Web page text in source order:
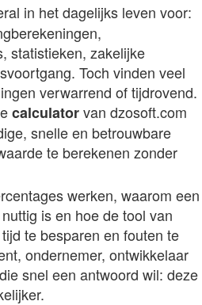
in het dagelijks leven voor:
statistieken, zakelijke
Toch vinden veel
verwarrend of tijdrovend.
calculatorvan dzosoft.com
snelle en betrouwbare
te berekenen zonder
werken, waarom een
is en hoe de tool van
te besparen en fouten te
ondernemer, ontwikkelaar
snel een antwoord wil: deze